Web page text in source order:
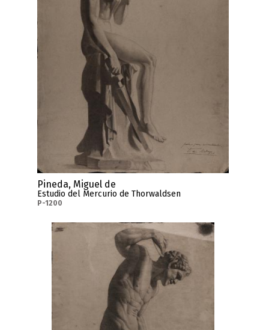
Pineda, Miguel de
Estudio del Mercurio de Thorwaldsen
P-1200